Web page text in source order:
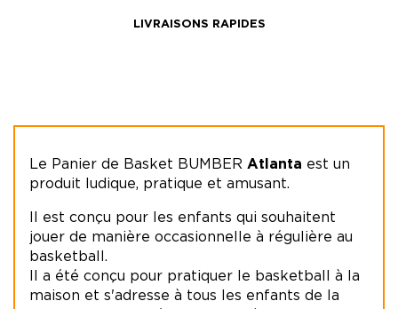
LIVRAISONS RAPIDES
Le Panier de Basket BUMBER Atlanta est un
produit ludique, pratique et amusant.
Il est conçu pour les enfants qui souhaitent
jouer de manière occasionnelle à régulière au
basketball.
Il a été conçu pour pratiquer le basketball à la
maison et s'adresse à tous les enfants de la